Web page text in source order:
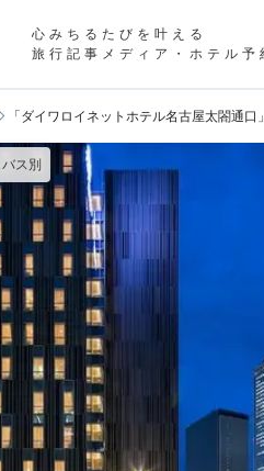
心みちるたびを叶える
旅行記事メディア・ホテル予
「ダイワロイネットホテル名古屋太閤通口
ス別